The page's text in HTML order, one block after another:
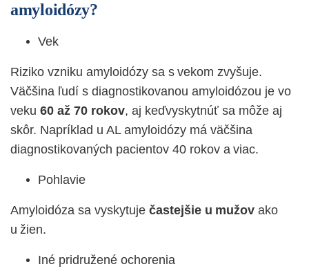
amyloidózy?
Vek
Riziko vzniku amyloidózy sa s vekom zvyšuje.
Väčšina ľudí s diagnostikovanou amyloidózou je vo
veku 60 až 70 rokov, aj keďvyskytnúť sa môže aj
skôr. Napríklad u AL amyloidózy má väčšina
diagnostikovaných pacientov 40 rokov a viac.
Pohlavie
Amyloidóza sa vyskytuje častejšie u mužov ako
u žien.
Iné pridružené ochorenia